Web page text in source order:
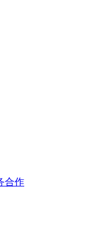
合作